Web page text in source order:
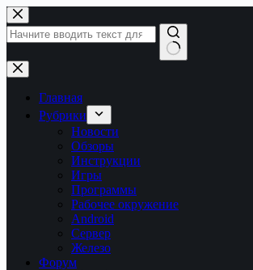
Перейти
к
сути
Ничего
не
найденоГлавная
Рубрики
Новости
Обзоры
Инструкции
Игры
Программы
Рабочее окружение
Android
Сервер
Железо
Форум